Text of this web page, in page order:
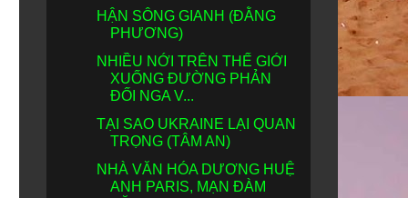
HẬN SÔNG GIANH (ĐẰNG
PHƯƠNG)
NHIỀU NỚI TRÊN THẾ GIỚI
XUỐNG ĐƯỜNG PHẢN
ĐỐI NGA V...
TẠI SAO UKRAINE LẠI QUAN
TRỌNG (TÂM AN)
NHÀ VĂN HÓA DƯƠNG HUỆ
ANH PARIS, MẠN ĐÀM